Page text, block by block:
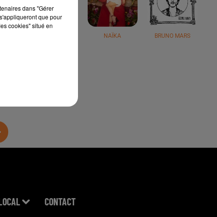
NAÏKA BRUNO MARS
CONTACT
dans "Gérer
que pour
cookies" situé en